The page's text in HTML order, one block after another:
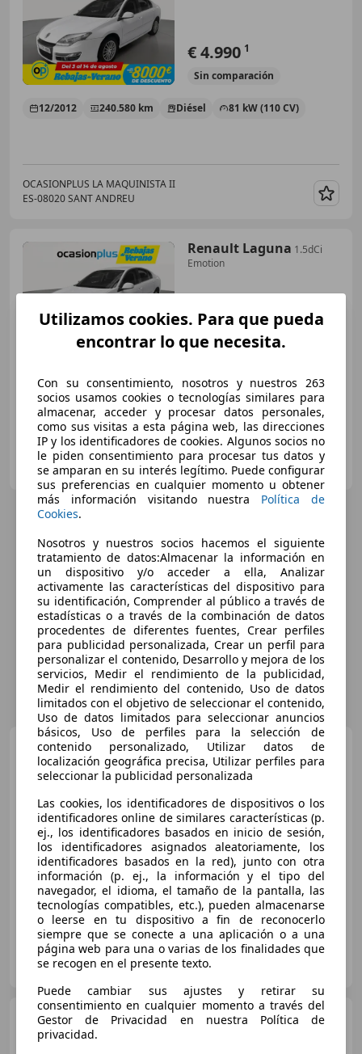
€ 4.990 1
Sin comparación
12/2012 240.580 km Diésel 81 kW (110 CV)
OCASIONPLUS LA MAQUINISTA II
ES-08020 SANT ANDREU
Renault Laguna 1.5dCi
Emotion
€ 4.990 1
Sin comparación
12/2012 240.580 km Diésel 81 kW (110 CV)
OCASIONPLUS MÉRIDA
ES-06800 Mérida
Renault Laguna
1.5dCi
Emotion
€ 4.990 1
Sin
comparación
12/2012 240.580 km Diésel 81 kW (110 CV)
OCASIONPLUS LAS ROZAS II
ES-28232 LAS ROZAS
Renault Laguna1.5dCi
Utilizamos cookies. Para que pueda
encontrar lo que necesita.
Con su consentimiento, nosotros y nuestros 263
socios usamos cookies o tecnologías similares para
almacenar, acceder y procesar datos personales,
como sus visitas a esta página web, las direcciones
IP y los identificadores de cookies. Algunos socios no
le piden consentimiento para procesar tus datos y
se amparan en su interés legítimo. Puede configurar
sus preferencias en cualquier momento u obtener
más información visitando nuestra Política de
Cookies.
Nosotros y nuestros socios hacemos el siguiente
tratamiento de datos:Almacenar la información en
un dispositivo y/o acceder a ella, Analizar
activamente las características del dispositivo para
su identificación, Comprender al público a través de
estadísticas o a través de la combinación de datos
procedentes de diferentes fuentes, Crear perfiles
para publicidad personalizada, Crear un perfil para
personalizar el contenido, Desarrollo y mejora de los
servicios, Medir el rendimiento de la publicidad,
Medir el rendimiento del contenido, Uso de datos
limitados con el objetivo de seleccionar el contenido,
Uso de datos limitados para seleccionar anuncios
básicos, Uso de perfiles para la selección de
contenido personalizado, Utilizar datos de
localización geográfica precisa, Utilizar perfiles para
seleccionar la publicidad personalizada
Las cookies, los identificadores de dispositivos o los
identificadores online de similares características (p.
ej., los identificadores basados en inicio de sesión,
los identificadores asignados aleatoriamente, los
identificadores basados en la red), junto con otra
información (p. ej., la información y el tipo del
navegador, el idioma, el tamaño de la pantalla, las
tecnologías compatibles, etc.), pueden almacenarse
o leerse en tu dispositivo a fin de reconocerlo
siempre que se conecte a una aplicación o a una
página web para una o varias de los finalidades que
se recogen en el presente texto.
Puede cambiar sus ajustes y retirar su
consentimiento en cualquier momento a través del
Gestor de Privacidad en nuestra Política de
privacidad.